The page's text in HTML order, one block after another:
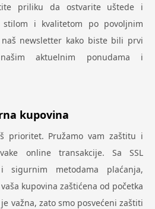
priliku da ostvarite uštede i
i kvalitetom po povoljnim
newsletter kako biste bili prvi
aktuelnim ponudama i
kupovina
prioritet. Pružamo vam zaštitu i
online transakcije. Sa SSL
sigurnim metodama plaćanja,
kupovina zaštićena od početka
važna, zato smo posvećeni zaštiti